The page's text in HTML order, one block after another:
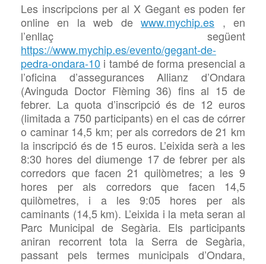
Les inscripcions per al X Gegant es poden fer
online en la web dewww.mychip.es , en
l’enllaç següent
https://www.mychip.es/evento/gegant-de-
pedra-ondara-10 i també de forma presencial a
l’oficina d’assegurancesAllianz d’Ondara
(Avinguda Doctor Flèming 36) fins al 15 de
febrer. La quota d’inscripció és de 12 euros
(limitada a 750 participants) en el cas de córrer
o caminar 14,5 km; per als corredors de 21 km
la inscripció és de 15 euros. L’eixida serà a les
8:30 hores del diumenge 17 de febrer per als
corredors que facen 21 quilòmetres; a les 9
hores per als corredors que facen 14,5
quilòmetres, i a les 9:05 hores per als
caminants (14,5 km). L’eixida i la meta seran al
Parc Municipal de Segària. Els participants
aniran recorrent tota la Serra de Segària,
passant pels termes municipals d’Ondara,